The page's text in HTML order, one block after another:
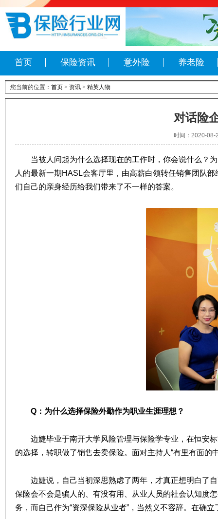
首页 保险资讯 意外险 养老险
您当前的位置： 首页 > 资讯 > 精英人物
对话险
时间：2020-08-
当被人问起为什么选择现在的工作时，你会说什么？
人的最新一期HASL会客厅里，由高薪白领转任销售团队
们自己的亲身经历给我们带来了不一样的答案。
​Q：为什么选择保险外勤作为职业生涯理想 ？
边婕毕业于南开大学风险管理与保险学专业，在恒安
的选择，转职做了销售去卖保险。面对主持人“有里有面
边婕说，自己当初深思熟虑了两年，才真正想明白了
保险会不会是骗人的、有没有用、从业人员的社会认知度
务，而自己作为“资深保险从业者”，当然义不容辞。在确